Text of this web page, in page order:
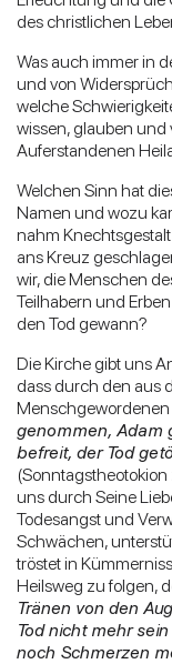
des christlichen
Was auch immer in
und von
welche
wissen, glauben
Auferstandenen
Welchen Sinn hat
Namen und wozu
nahm
ans Kreuz
wir, die Menschen
Teilhabern und
den Tod gewann?
Die Kirche gibt uns
dass durch den aus
Menschgewordenen
genommen, Adam
befreit, der Tod
(Sonntagstheotokion
uns durch Seine
Todesangst und
Schwächen,
tröstet in
Heilsweg zu folgen,
Tränen von den
Tod nicht mehr
noch Schmerzen